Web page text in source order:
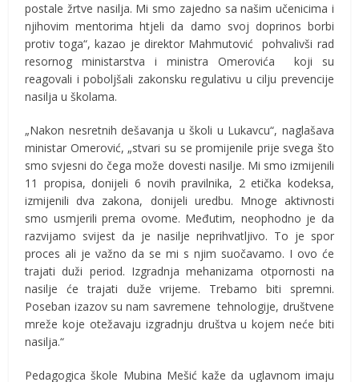
postale žrtve nasilja. Mi smo zajedno sa našim učenicima i
njihovim mentorima htjeli da damo svoj doprinos borbi
protiv toga“, kazao je direktor Mahmutović pohvalivši rad
resornog ministarstva i ministra Omerovića koji su
reagovali i poboljšali zakonsku regulativu u cilju prevencije
nasilja u školama.
„Nakon nesretnih dešavanja u školi u Lukavcu“, naglašava
ministar Omerović, „stvari su se promijenile prije svega što
smo svjesni do čega može dovesti nasilje. Mi smo izmijenili
11 propisa, donijeli 6 novih pravilnika, 2 etička kodeksa,
izmijenili dva zakona, donijeli uredbu. Mnoge aktivnosti
smo usmjerili prema ovome. Međutim, neophodno je da
razvijamo svijest da je nasilje neprihvatljivo. To je spor
proces ali je važno da se mi s njim suočavamo. I ovo će
trajati duži period. Izgradnja mehanizama otpornosti na
nasilje će trajati duže vrijeme. Trebamo biti spremni.
Poseban izazov su nam savremene tehnologije, društvene
mreže koje otežavaju izgradnju društva u kojem neće biti
nasilja.“
Pedagogica škole Mubina Mešić kaže da uglavnom imaju